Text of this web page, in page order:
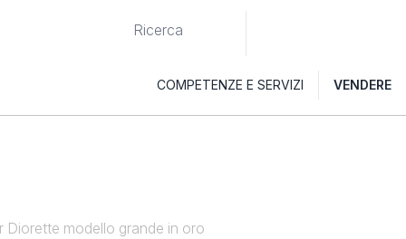
COMPETENZE E SERVIZI VENDERE
Diorette modello grande in oro